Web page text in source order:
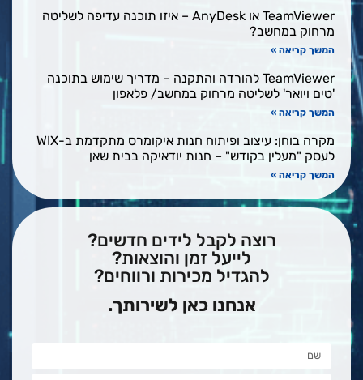
TeamViewer או AnyDesk – איזו תוכנה עדיפה לשליטה
מרחוק במחשב?
המשך קריאה »
TeamViewer להורדה והתקנה – מדריך שימוש בתוכנה
'טים ויואר' לשליטה מרחוק במחשב/ פלאפון
המשך קריאה »
מקרה בוחן: עיצוב ופיתוח חנות איקומרס מתקדמת ב-WIX
לעסק "מעלין בקודש" – חנות יודאיקה בבית שאן
המשך קריאה »
רוצה לקבל לידים חדשים?
לייעל זמן והוצאות?
להגדיל מכירות ורווחים?
אנחנו כאן לשירותך.